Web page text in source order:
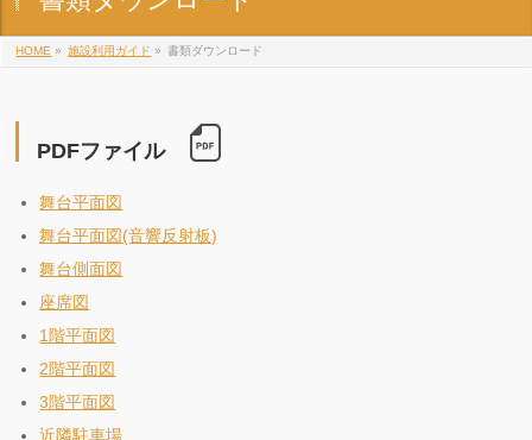
HOME » 施設利用ガイド » 書類ダウンロード
PDFファイル
舞台平面図
舞台平面図(音響反射板)
舞台側面図
座席図
1階平面図
2階平面図
3階平面図
近隣駐車場